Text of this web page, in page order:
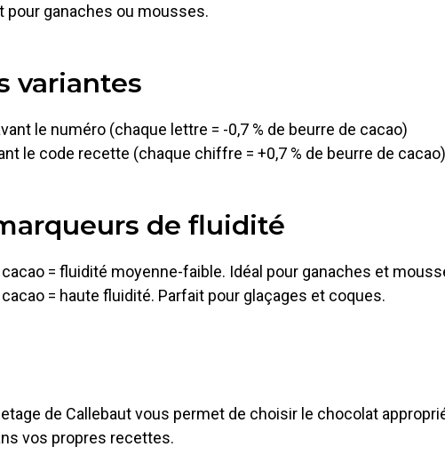
pour ganaches ou mousses.
variantes
le numéro (chaque lettre = -0,7 % de beurre de cacao)
le code recette (chaque chiffre = +0,7 % de beurre de cacao)
de fluidité
cacao = fluidité moyenne-faible. Idéal pour ganaches et
= haute fluidité. Parfait pour glaçages et coques.
de Callebaut vous permet de choisir le chocolat
vos propres recettes.